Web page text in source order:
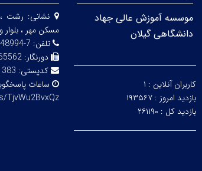
موسسه آموزش عالی جهاد
دانشگاهی گیلان
کاربران آنلاین : ۱
بازدید امروز : ۱۹۳۵۶۷
بازدید کل : ۲۶۱۱۹۰
نشانی: رشت ،
مسکن مهر ، بلوار
تلفن: 7-33448994-013
دورنگار:013
کدپستی:
ساعات